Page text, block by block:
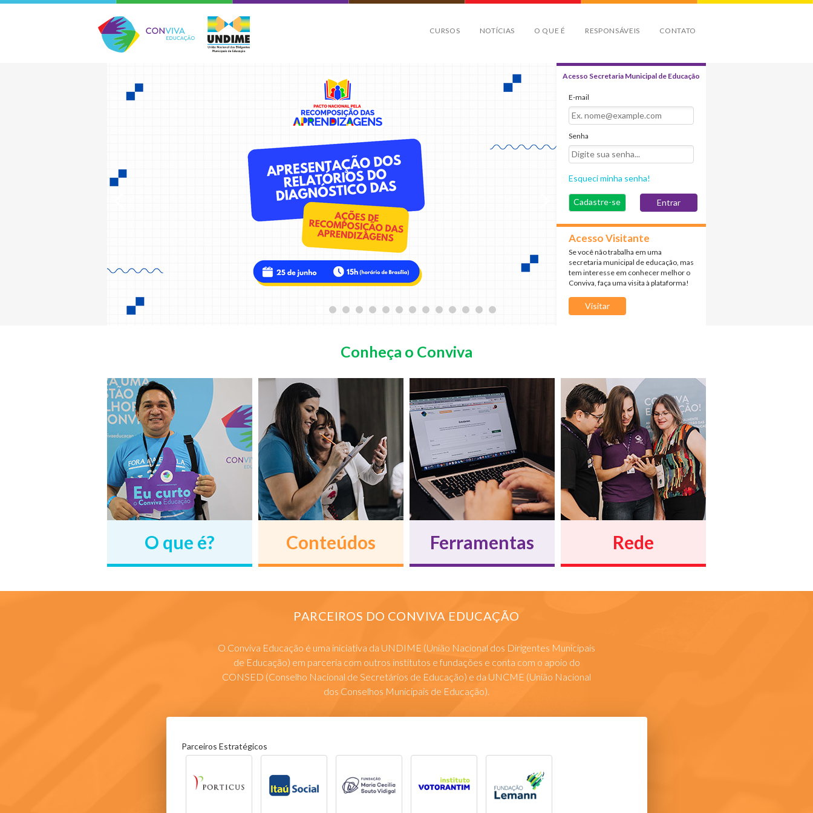
Conviva Educação
CURSOS NOTÍCIAS O QUE É RESPONSÁVEIS CONTATO
Acesso Secretaria Municipal de Educação
E-mail
Senha
Esqueci minha senha!
Cadastre-se
Acesso Visitante
Se você não trabalha em uma
secretaria municipal de educação, mas
tem interesse em conhecer melhor o
Conviva, faça uma visita à plataforma!
Conheça o Conviva
O que é? Conteúdos Ferramentas Rede
PARCEIROS DO CONVIVA EDUCAÇÃO
O Conviva Educação é uma iniciativa da UNDIME (União Nacional dos Dirigentes Municipais
de Educação) em parceria com outros institutos e fundações e conta com o apoio do
CONSED (Conselho Nacional de Secretários de Educação) e da UNCME (União Nacional
dos Conselhos Municipais de Educação).
Parceiros Estratégicos